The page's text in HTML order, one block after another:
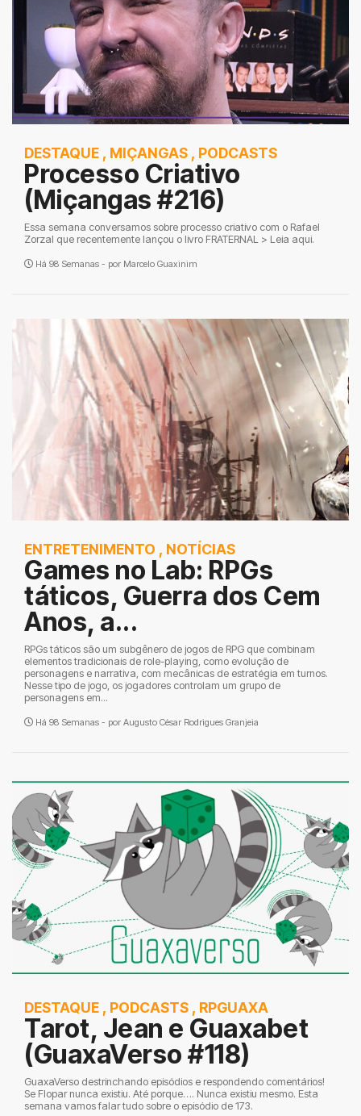
DESTAQUE , MIÇANGAS , PODCASTS
Processo Criativo
(Miçangas #216)
Essa semana conversamos sobre processo criativo com o Rafael
Zorzal que recentemente lançou o livro FRATERNAL > Leia aqui.
Há 98 Semanas - por Marcelo Guaxinim
ENTRETENIMENTO , NOTÍCIAS
Games no Lab: RPGs
táticos, Guerra dos Cem
Anos, a...
RPGs táticos são um subgênero de jogos de RPG que combinam
elementos tradicionais de role-playing, como evolução de
personagens e narrativa, com mecânicas de estratégia em turnos.
Nesse tipo de jogo, os jogadores controlam um grupo de
personagens em...
Há 98 Semanas - por Augusto César Rodrigues Granjeia
DESTAQUE , PODCASTS , RPGUAXA
Tarot, Jean e Guaxabet
(GuaxaVerso #118)
GuaxaVerso destrinchando episódios e respondendo comentários!
Se Flopar nunca existiu. Até porque…. Nunca existiu mesmo. Esta
semana vamos falar tudo sobre o episódio de 173.